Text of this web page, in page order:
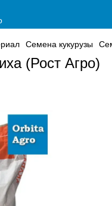
Семена кукурузы
(Рост Агро)